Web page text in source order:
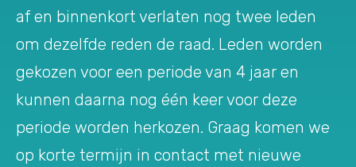
af en binnenkort verlaten nog twee leden
om dezelfde reden de raad. Leden worden
gekozen voor een periode van 4 jaar en
kunnen daarna nog één keer voor deze
periode worden herkozen. Graag komen we
op korte termijn in contact met nieuwe